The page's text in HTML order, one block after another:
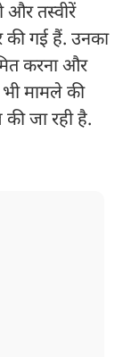
और तस्वीरें
की गई हैं. उनका
करना और
मामले की
जा रही है.